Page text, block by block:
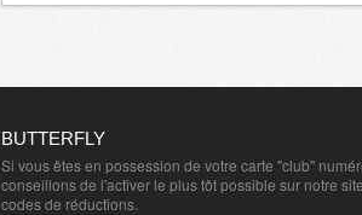
BUTTERFLY
Si vous êtes en possession de votre carte "club"
conseillons de l'activer le plus tôt possible sur notre
codes de réductions.